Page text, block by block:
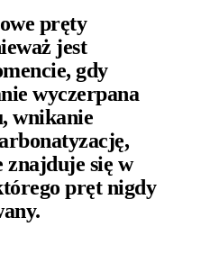
pręty
jest
gdy
wyczerpana
wnikanie
znajduje się w
pręt nigdy